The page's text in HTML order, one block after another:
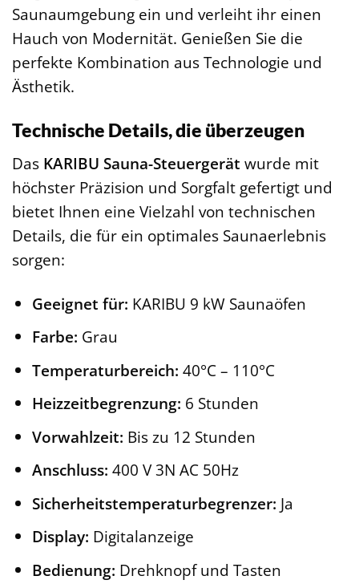
Saunaumgebung ein und verleiht ihr einen
Hauch von Modernität. Genießen Sie die
perfekte Kombination aus Technologie und
Ästhetik.
Technische Details, die überzeugen
Das KARIBU Sauna-Steuergerät wurde mit
höchster Präzision und Sorgfalt gefertigt und
bietet Ihnen eine Vielzahl von technischen
Details, die für ein optimales Saunaerlebnis
sorgen:
Geeignet für: KARIBU 9 kW Saunaöfen
Farbe: Grau
Temperaturbereich: 40°C – 110°C
Heizzeitbegrenzung: 6 Stunden
Vorwahlzeit: Bis zu 12 Stunden
Anschluss: 400 V 3N AC 50Hz
Sicherheitstemperaturbegrenzer: Ja
Display: Digitalanzeige
Bedienung: Drehknopf und Tasten